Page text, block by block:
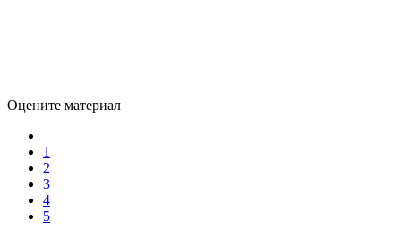
Оцените материал
1
2
3
4
5